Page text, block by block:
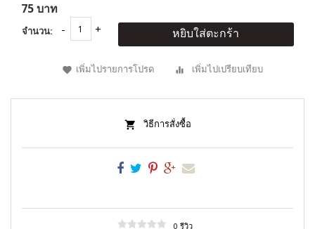
75 บาท
จำนวน: หยิบใส่ตะกร้า
เพิ่มไปรายการโปรด เพิ่มไปเปรียบเทียบ
วิธีการสั่งซื้อ
0 รีวิว